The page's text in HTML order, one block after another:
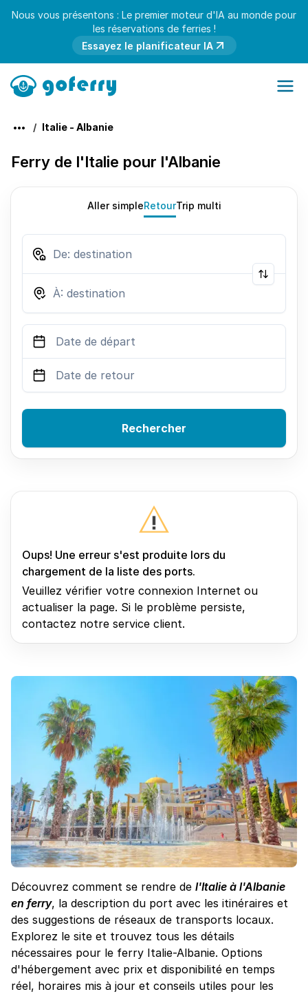
Nous vous présentons : Le premier moteur d'IA au monde pour
les réservations de ferries !
Essayez le planificateur IA
Italie - Albanie
Ferry de l'Italie pour l'Albanie
Découvrez comment se rendre de l'Italie à l'Albanie
en ferry, la description du port avec les itinéraires et
des suggestions de réseaux de transports locaux.
Explorez le site et trouvez tous les détails
nécessaires pour le ferry Italie-Albanie. Options
d'hébergement avec prix et disponibilité en temps
réel, horaires mis à jour et conseils utiles pour les
Aller simpleRetourTrip multi
Rechercher
Oups! Une erreur s'est produite lors du
chargement de la liste des ports.
Veuillez vérifier votre connexion Internet ou
actualiser la page. Si le problème persiste,
contactez notre service client.